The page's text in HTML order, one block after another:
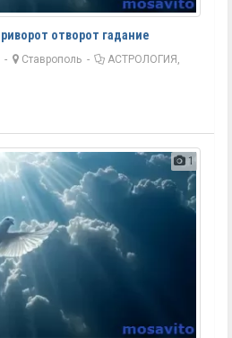
отворот гадание
- Ставрополь -
АСТРОЛОГИЯ,
1